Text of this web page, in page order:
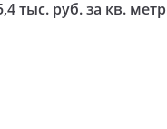
тыс. руб. за кв. метр